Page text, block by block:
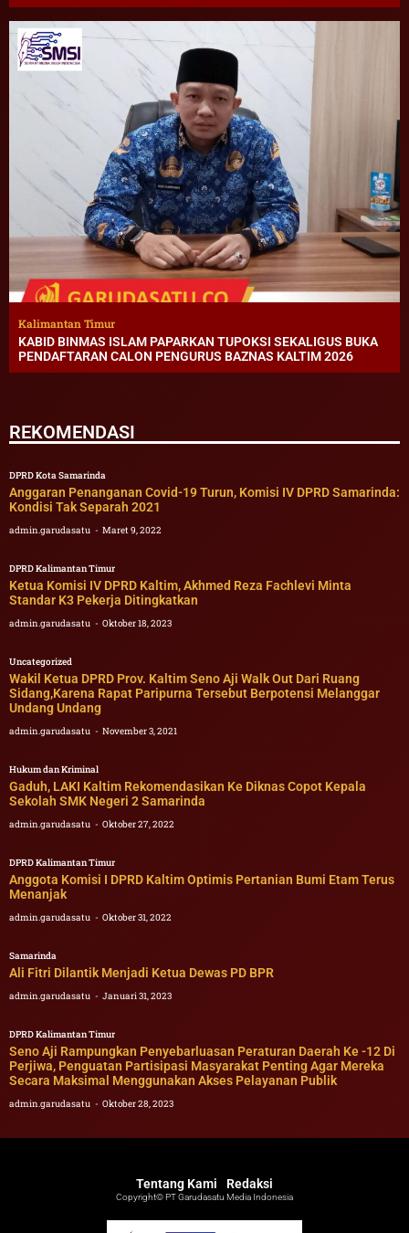
Kalimantan Timur
KABID BINMAS ISLAM PAPARKAN TUPOKSI SEKALIGUS BUKA
PENDAFTARAN CALON PENGURUS BAZNAS KALTIM 2026
REKOMENDASI
DPRD Kota Samarinda
Anggaran Penanganan Covid-19 Turun, Komisi IV DPRD Samarinda:
Kondisi Tak Separah 2021
admin.garudasatu Maret 9, 2022
DPRD Kalimantan Timur
Ketua Komisi IV DPRD Kaltim, Akhmed Reza Fachlevi Minta
Standar K3 Pekerja Ditingkatkan
admin.garudasatu Oktober 18, 2023
Uncategorized
Wakil Ketua DPRD Prov. Kaltim Seno Aji Walk Out Dari Ruang
Sidang,Karena Rapat Paripurna Tersebut Berpotensi Melanggar
Undang Undang
admin.garudasatu November 3, 2021
Hukum dan Kriminal
Gaduh, LAKI Kaltim Rekomendasikan Ke Diknas Copot Kepala
Sekolah SMK Negeri 2 Samarinda
admin.garudasatu Oktober 27, 2022
DPRD Kalimantan Timur
Anggota Komisi I DPRD Kaltim Optimis Pertanian Bumi Etam Terus
Menanjak
admin.garudasatu Oktober 31, 2022
Samarinda
Ali Fitri Dilantik Menjadi Ketua Dewas PD BPR
admin.garudasatu Januari 31, 2023
DPRD Kalimantan Timur
Seno Aji Rampungkan Penyebarluasan Peraturan Daerah Ke -12 Di
Perjiwa, Penguatan Partisipasi Masyarakat Penting Agar Mereka
Secara Maksimal Menggunakan Akses Pelayanan Publik
admin.garudasatu Oktober 28, 2023
Tentang Kami Redaksi
Copyright© PT Garudasatu Media Indonesia